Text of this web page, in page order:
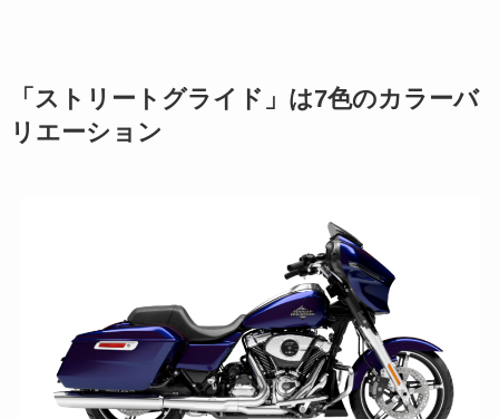
「ストリートグライド」は7色のカラーバ
リエーション